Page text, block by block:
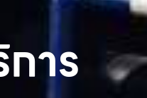
าร